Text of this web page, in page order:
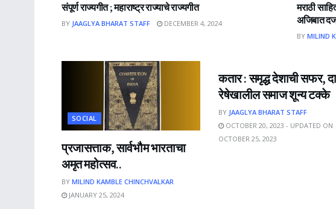
संपूर्ण राज्यगीत ; महाराष्ट्र राज्याचे राज्यगीत
BY JAAGLYA BHARAT STAFF DECEMBER 4, 2024
मराठी
अजिबात
BY MILIND
SOCIAL
प्रजासत्ताक, सार्वभौम भारताचा
अमृत महोत्सव..
BY MILIND KAMBLE CHINCHVALKAR
JANUARY 25, 2024
कतार : समृद्ध देशाची सफर,
रेषेखालील समाज शून्य टक्के
BY JAAGLYA BHARAT STAFF
OCTOBER 20, 2023 - UPDATED ON
OCTOBER 25, 2023